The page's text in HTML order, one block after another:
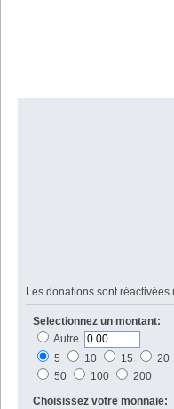
Les donations sont
Selectionnez un montant:
Autre
5
10 15 20
50
100 200
Choisissez votre monnaie: